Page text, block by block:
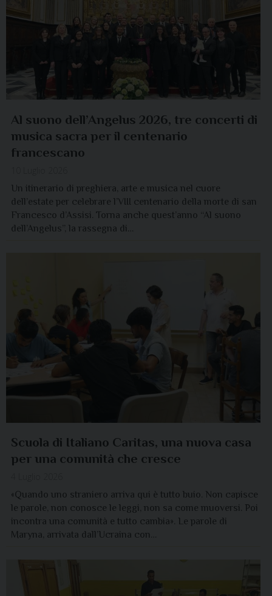
Al suono dell’Angelus 2026, tre concerti di
musica sacra per il centenario
francescano
Un itinerario di preghiera, arte e musica nel cuore
dell’estate per celebrare l’VIII centenario della morte di san
Francesco d’Assisi. Torna anche quest’anno “Al suono
dell’Angelus”, la rassegna di…
Scuola di Italiano Caritas, una nuova casa
per una comunità che cresce
«Quando uno straniero arriva qui è tutto buio. Non capisce
le parole, non conosce le leggi, non sa come muoversi. Poi
incontra una comunità e tutto cambia». Le parole di
Maryna, arrivata dall’Ucraina con…